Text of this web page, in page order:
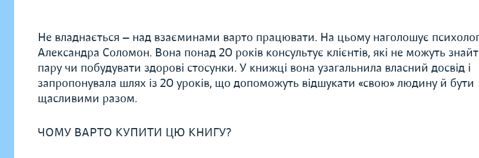
Не владнається — над взаєминами варто працювати. На цьому наголошує
Александра Соломон. Вона понад 20 років консультує клієнтів, які не можуть
пару чи побудувати здорові стосунки. У книжці вона узагальнила власний досвід і
запропонувала шлях із 20 уроків, що допоможуть відшукати «свою» людину й бути
щасливими разом.
ЧОМУ ВАРТО КУПИТИ ЦЮ КНИГУ?